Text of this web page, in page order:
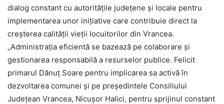
dialog constant cu autoritățile județene și locale pentru
implementarea unor inițiative care contribuie direct la
creșterea calității vieții locuitorilor din Vrancea.
„Administrația eficientă se bazează pe colaborare și
gestionarea responsabilă a resurselor publice. Felicit
primarul Dănuț Soare pentru implicarea sa activă în
dezvoltarea comunei și pe președintele Consiliului
Județean Vrancea, Nicușor Halici, pentru sprijinul constant